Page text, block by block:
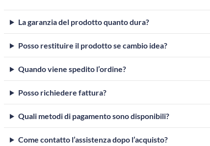
La garanzia del prodotto quanto dura?
Posso restituire il prodotto se cambio idea?
Quando viene spedito l’ordine?
Posso richiedere fattura?
Quali metodi di pagamento sono disponibili?
Come contatto l’assistenza dopo l’acquisto?